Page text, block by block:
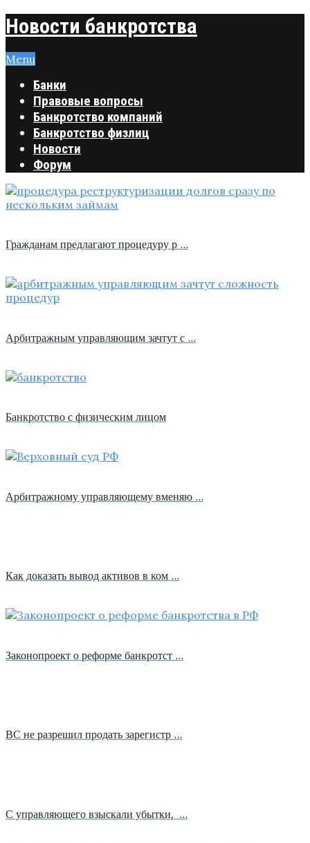
Новости банкротства
Menu
Банки
Правовые вопросы
Банкротство компаний
Банкротство физлиц
Новости
Форум
Гражданам предлагают процедуру р …
Арбитражным управляющим зачтут с …
Банкротство с физическим лицом
Арбитражному управляющему вменяю …
Как доказать вывод активов в ком …
Законопроект о реформе банкротст …
ВС не разрешил продать зарегистр …
С управляющего взыскали убытки, …